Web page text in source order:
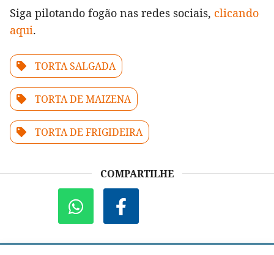
Siga pilotando fogão nas redes sociais, clicando
aqui.
TORTA SALGADA
TORTA DE MAIZENA
TORTA DE FRIGIDEIRA
COMPARTILHE